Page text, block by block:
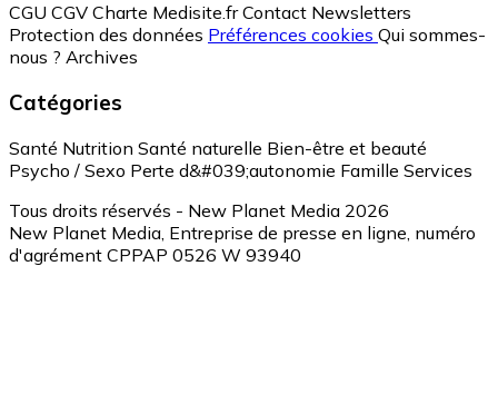
CGU CGV Charte Medisite.fr Contact Newsletters
Protection des données Préférences cookies Qui sommes-
nous ? Archives
Catégories
Santé Nutrition Santé naturelle Bien-être et beauté
Psycho / Sexo Perte d&#039;autonomie Famille Services
Tous droits réservés - New Planet Media 2026
New Planet Media, Entreprise de presse en ligne, numéro
d'agrément CPPAP 0526 W 93940